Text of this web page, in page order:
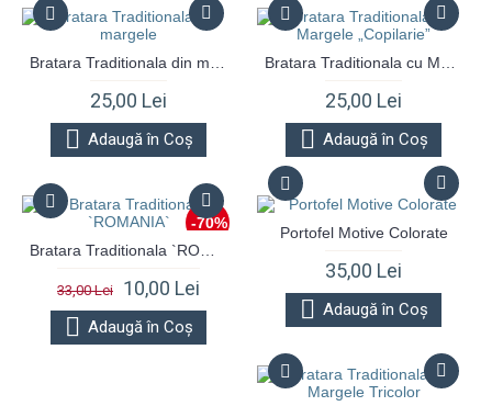
25,00 Lei
Adaugă în Coş
25,00 Lei
Adaugă în Coş
-70%
33,00 Lei 10,00 Lei
Adaugă în Coş
Portofel Motive Colorate
35,00 Lei
Adaugă în Coş